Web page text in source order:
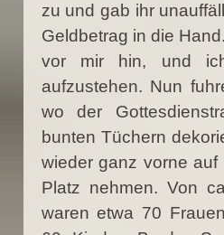
zu und gab ihr
Geldbetrag in die
vor mir hin, und
aufzustehen. Nun
wo der
bunten Tüchern
wieder ganz vorne
Platz nehmen. Von
waren etwa 70